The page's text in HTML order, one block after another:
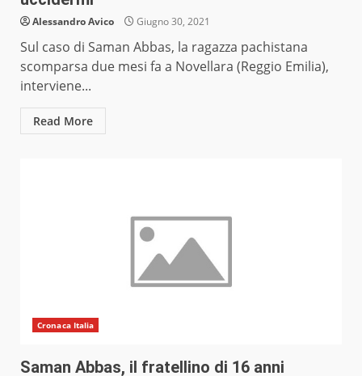
Alessandro Avico Giugno 30, 2021
Sul caso di Saman Abbas, la ragazza pachistana
scomparsa due mesi fa a Novellara (Reggio Emilia),
interviene...
Read More
Cronaca Italia
Saman Abbas, il fratellino di 16 anni